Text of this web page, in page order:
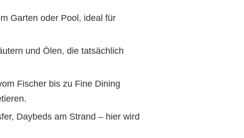
Garten oder Pool, ideal für
und Ölen, die tatsächlich
Fischer bis zu Fine Dining
Daybeds am Strand – hier wird